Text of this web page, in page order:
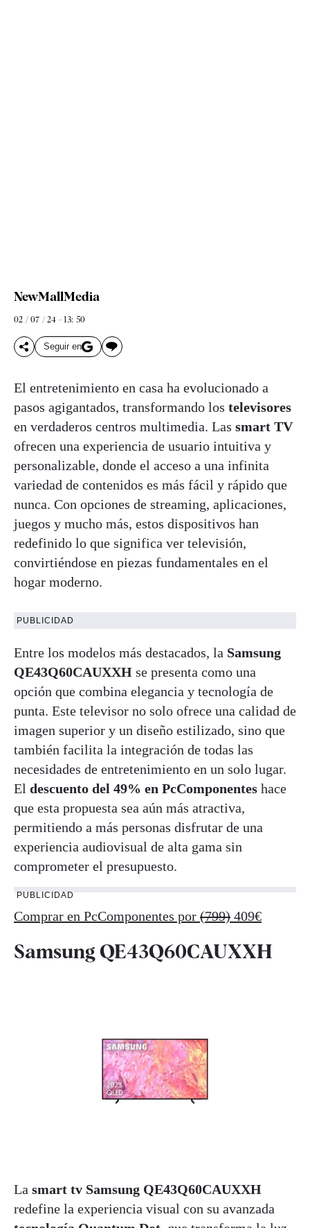
NewMallMedia
02 / 07 / 24 - 13: 50
Seguir en
El entretenimiento en casa ha evolucionado a
pasos agigantados, transformando los televisores
en verdaderos centros multimedia. Las smart TV
ofrecen una experiencia de usuario intuitiva y
personalizable, donde el acceso a una infinita
variedad de contenidos es más fácil y rápido que
nunca. Con opciones de streaming, aplicaciones,
juegos y mucho más, estos dispositivos han
redefinido lo que significa ver televisión,
convirtiéndose en piezas fundamentales en el
hogar moderno.
PUBLICIDAD
Entre los modelos más destacados, la Samsung
QE43Q60CAUXXH se presenta como una
opción que combina elegancia y tecnología de
punta. Este televisor no solo ofrece una calidad de
imagen superior y un diseño estilizado, sino que
también facilita la integración de todas las
necesidades de entretenimiento en un solo lugar.
El descuento del 49% en PcComponentes hace
que esta propuesta sea aún más atractiva,
permitiendo a más personas disfrutar de una
experiencia audiovisual de alta gama sin
comprometer el presupuesto.
PUBLICIDAD
Comprar en PcComponentes por (799) 409€
Samsung QE43Q60CAUXXH
La smart tv Samsung QE43Q60CAUXXH
redefine la experiencia visual con su avanzada